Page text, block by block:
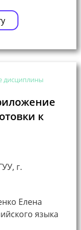
дисциплины
к
г.
Елена
языка